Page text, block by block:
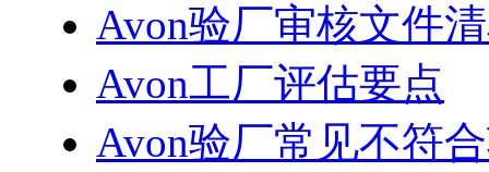
Avon验厂审核文件
Avon工厂评估要点
Avon验厂常见不符